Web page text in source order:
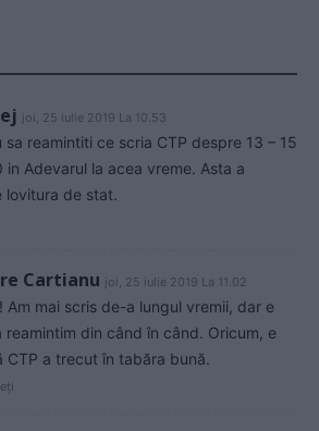
joi, 25 iulie 2019 La 10.53
sa reamintiti ce scria CTP despre 13 – 15
in Adevarul la acea vreme. Asta a
lovitura de stat.
Cartianu joi, 25 iulie 2019 La 11.02
Am mai scris de-a lungul vremii, dar e
reamintim din când în când. Oricum, e
CTP a trecut în tabăra bună.